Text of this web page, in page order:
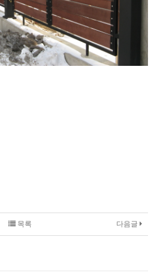
다음글
목록